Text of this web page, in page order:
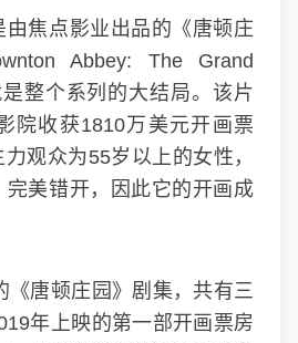
由焦点影业出品的《唐顿庄
Abbey: The Grand
整个系列的大结局。该片
院收获1810万美元开画票
观众为55岁以上的女性，
完美错开，因此它的开画成
《唐顿庄园》剧集，共有三
年上映的第一部开画票房